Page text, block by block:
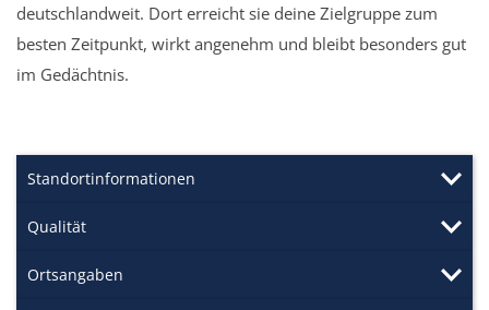
deutschlandweit. Dort erreicht sie deine Zielgruppe zum
besten Zeitpunkt, wirkt angenehm und bleibt besonders gut
im Gedächtnis.
Standortinformationen
Qualität
Ortsangaben